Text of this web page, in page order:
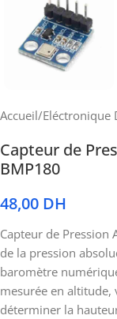
Accueil/Eléctronique
Capteur de
BMP180
48,00 DH
Capteur de Pression
de la pression
baromètre
mesurée en
déterminer la